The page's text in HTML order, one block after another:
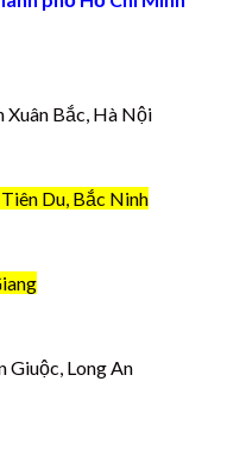
Xuân Bắc, Hà Nội
Du, Bắc Ninh
Giuộc, Long An